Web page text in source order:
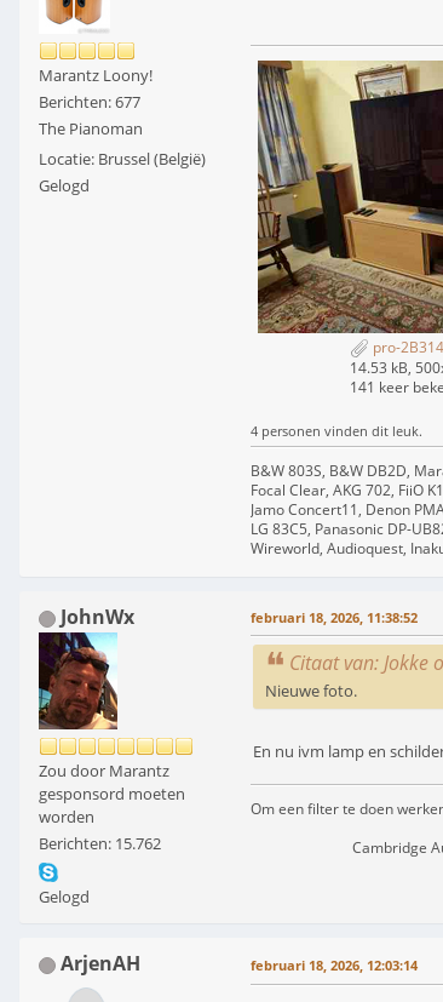
Marantz Loony!
Berichten: 677
The Pianoman
Locatie: Brussel (België)
Gelogd
pro-
14.53 kB,
141 keer
4 personen vinden dit leuk.
B&W 803S, B&W DB2D,
Focal Clear, AKG 702, FiiO
Jamo Concert11, Denon
LG 83C5, Panasonic DP-
Wireworld, Audioquest,
JohnWx
Zou door Marantz
gesponsord moeten
worden
Berichten: 15.762
Gelogd
februari 18, 2026, 11:38:52
Citaat van: Jokke
Nieuwe foto.
En nu ivm lamp en
Om een filter te doen
Cambridge Audio Pro-
ArjenAH februari 18, 2026, 12:03:14